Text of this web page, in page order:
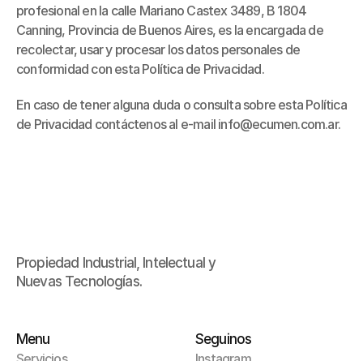
profesional en la calle Mariano Castex 3489, B 1804
Canning, Provincia de Buenos Aires, es la encargada de
recolectar, usar y procesar los datos personales de
conformidad con esta Política de Privacidad.
En caso de tener alguna duda o consulta sobre esta Política
de Privacidad contáctenos al e-mail info@ecumen.com.ar.
Propiedad Industrial, Intelectual y
Nuevas Tecnologías.
Menu
Seguinos